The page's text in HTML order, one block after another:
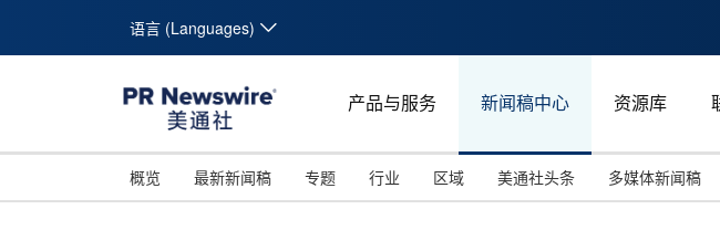
语言 (Languages)
产品与服务 新闻稿中心 资源库
概览 最新新闻稿 专题 行业 区域 美通社头条 多媒体新闻稿